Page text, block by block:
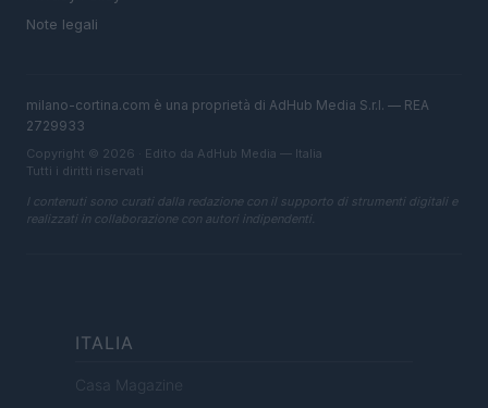
Note legali
milano-cortina.com è una proprietà di AdHub Media S.r.l. — REA
2729933
Copyright © 2026 · Edito da AdHub Media — Italia
Tutti i diritti riservati
I contenuti sono curati dalla redazione con il supporto di strumenti digitali e
realizzati in collaborazione con autori indipendenti.
ITALIA
Casa Magazine